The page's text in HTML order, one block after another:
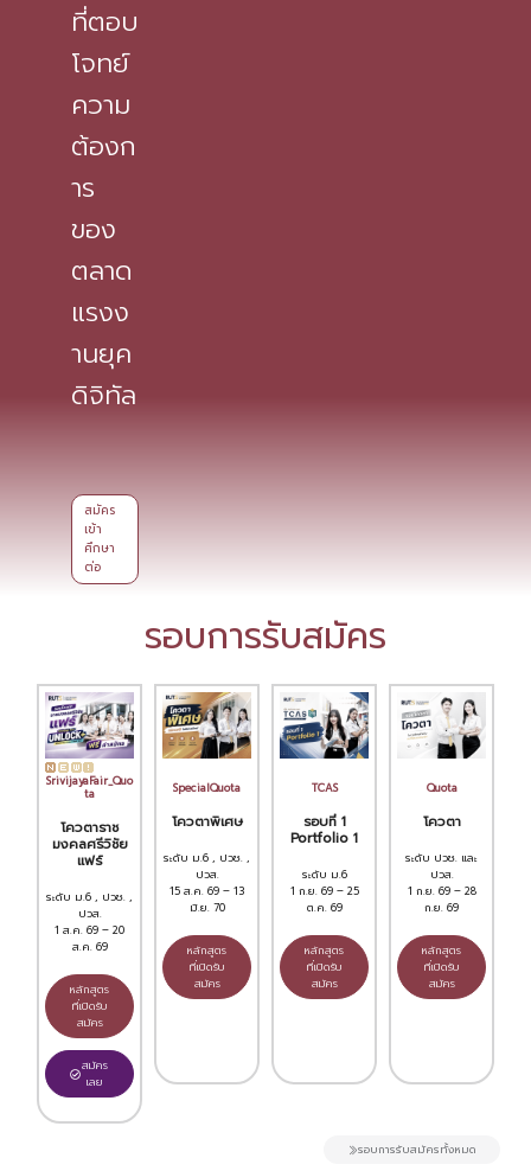
ที่ตอบ
โจทย์
ความ
ต้องก
าร
ของ
ตลาด
แรงง
านยุค
ดิจิทัล
สมัคร
เข้า
ศึกษา
ต่อ
รอบการรับสมัคร
SrivijayaFair_Quo
ta
โควตาราช
มงคลศรีวิชัย
แฟร์
ระดับ ม.6 , ปวช. ,
ปวส.
1 ส.ค. 69 – 20
ส.ค. 69
หลักสูตร
ที่เปิดรับ
สมัคร
สมัคร
เลย
SpecialQuota
โควตาพิเศษ
ระดับ ม.6 , ปวช. ,
ปวส.
15 ส.ค. 69 – 13
มิ.ย. 70
หลักสูตร
ที่เปิดรับ
สมัคร
TCAS
รอบที่ 1
Portfolio 1
ระดับ ม.6
1 ก.ย. 69 – 25
ต.ค. 69
หลักสูตร
ที่เปิดรับ
สมัคร
Quota
โควตา
ระดับ ปวช. และ
ปวส.
1 ก.ย. 69 – 28
ก.ย. 69
หลักสูตร
ที่เปิดรับ
สมัคร
รอบการรับสมัครทั้งหมด